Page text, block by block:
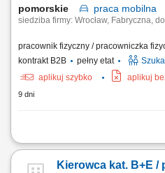
pomorskie
praca mobilna
siedziba firmy: Wrocław, Fabryczna,
pracownik fizyczny / pracowniczka
kontrakt B2B
pełny etat
aplikuj szybko
aplikuj
9 dni
Opis stanowiska Twój dzień pracy to
dostawcze kat. B w obsadzie
Kierowca kat. B+E